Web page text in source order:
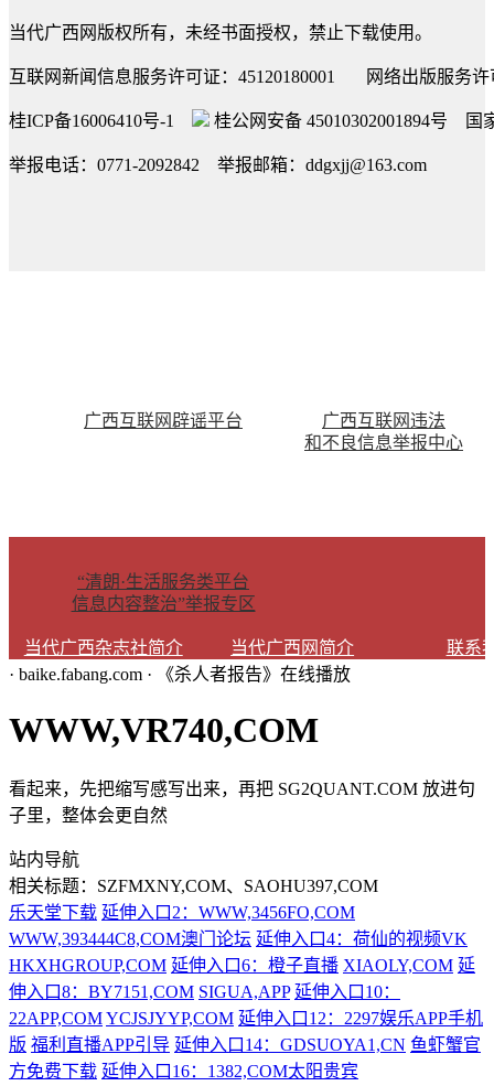
当代广西网版权所有，未经书面授权，禁止下载使用。
互联网新闻信息服务许可证：45120180001 网络出版服务
桂ICP备16006410号-1 桂公网安备 45010302001894号 国
举报电话：0771-2092842 举报邮箱：ddgxjj@163.com
广西互联网辟谣平台
广西互联网违法
和不良信息举报中心
“清朗·生活服务类平台
信息内容整治”举报专区
当代广西杂志社简介 当代广西网简介
联系
· baike.fabang.com · 《杀人者报告》在线播放
WWW,VR740,COM
看起来，先把缩写感写出来，再把 SG2QUANT.COM 放进句
子里，整体会更自然
站内导航
相关标题：SZFMXNY,COM、SAOHU397,COM
乐天堂下载 延伸入口2：WWW,3456FO,COM
WWW,393444C8,COM澳门论坛 延伸入口4：荷仙的视频VK
HKXHGROUP,COM 延伸入口6：橙子直播 XIAOLY,COM 延
伸入口8：BY7151,COM SIGUA,APP 延伸入口10：
22ΑPP,COMYCJSJYYP,COM 延伸入口12：2297娱乐APP手机
版 福利直播APP引导 延伸入口14：GDSUOYA1,CN 鱼虾蟹官
方免费下载 延伸入口16：1382,COM太阳贵宾